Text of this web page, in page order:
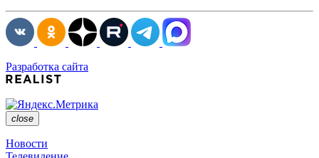
Разработка сайта
close
Новости